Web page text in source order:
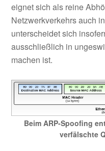
eignet sich als reine
Netzwerkverkehrs auch
unterscheidet sich
ausschließlich in
machen ist.
Beim ARP-Spoofing
verfälschte